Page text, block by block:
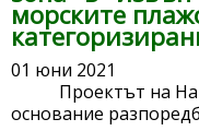
морските
01 юни 2021
Проектът на
основание